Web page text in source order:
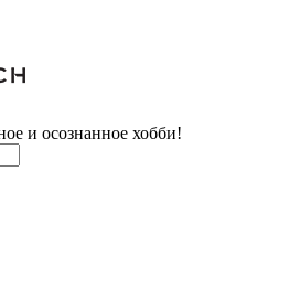
и осознанное хобби!